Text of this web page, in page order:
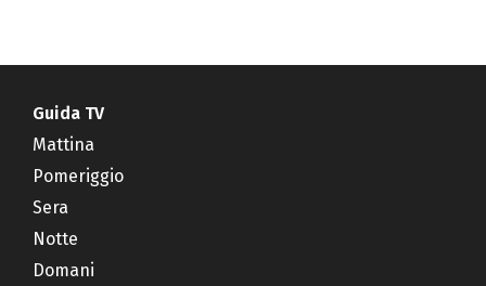
Guida TV
Mattina
Pomeriggio
Sera
Notte
Domani